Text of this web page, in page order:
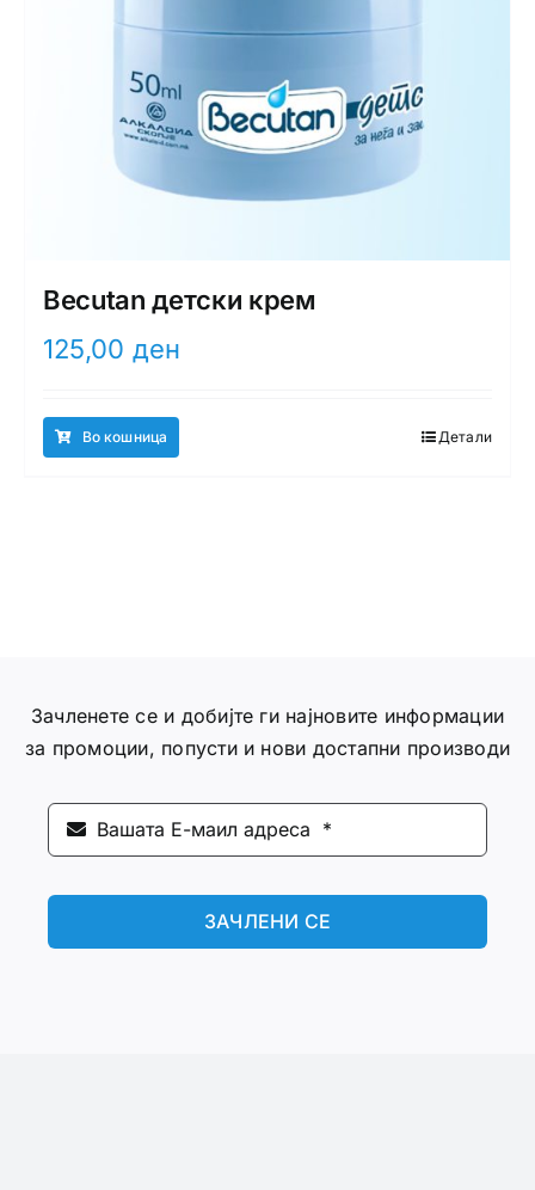
Becutan детски крем
125,00 ден
Во кошница Детали
Зачленете се и добијте ги најновите информации
за промоции, попусти и нови достапни производи
ЗАЧЛЕНИ СЕ